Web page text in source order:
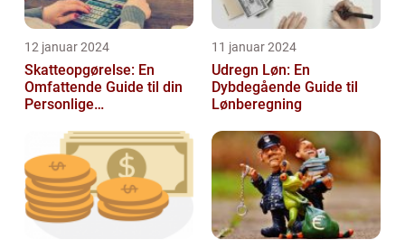
12 januar 2024
Skatteopgørelse: En
Omfattende Guide til din
Personlige
11 januar 2024
Udregn Løn: En
Dybdegående Guide til
Lønberegning